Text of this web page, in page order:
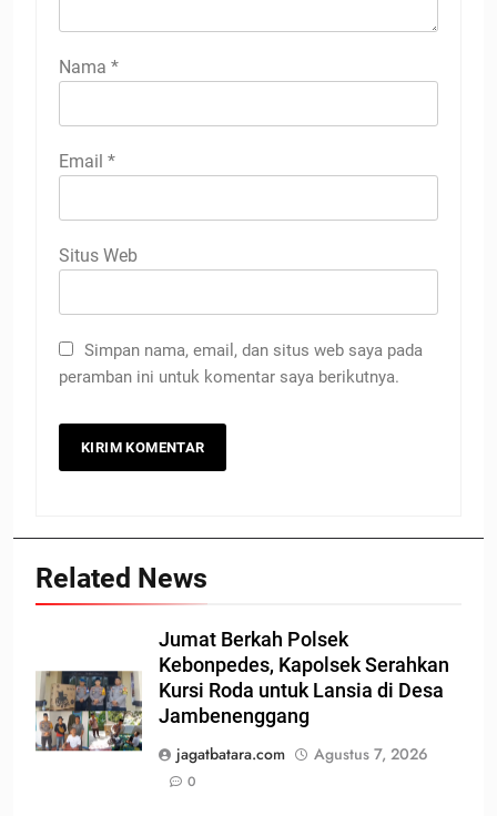
Nama *
Email *
Situs Web
Simpan nama, email, dan situs web saya pada
peramban ini untuk komentar saya berikutnya.
Related News
Jumat Berkah Polsek
Kebonpedes, Kapolsek Serahkan
Kursi Roda untuk Lansia di Desa
Jambenenggang
jagatbatara.com
Agustus 7, 2026
0